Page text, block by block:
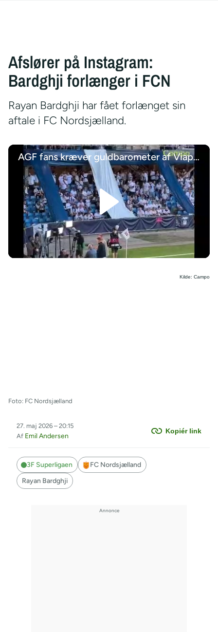
Afslører på Instagram:
Bardghji forlænger i FCN
Rayan Bardghji har fået forlænget sin
aftale i FC Nordsjælland.
AGF fans kræver guldbarometer af Viaplay-ekspert
/
Kilde: Campo
Foto: FC Nordsjælland
Kopiér link
27. maj 2026 – 20:15
Af Emil Andersen
3F Superligaen
FC Nordsjælland
Rayan Bardghji